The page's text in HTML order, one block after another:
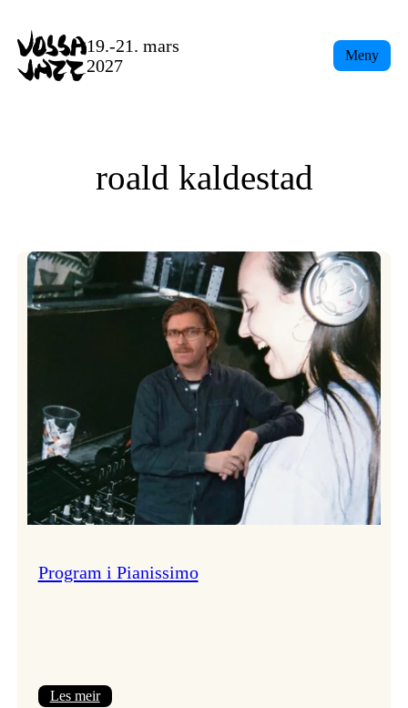
content
19.-21. mars
2027
Meny
roald kaldestad
Program i Pianissimo
Les meir: